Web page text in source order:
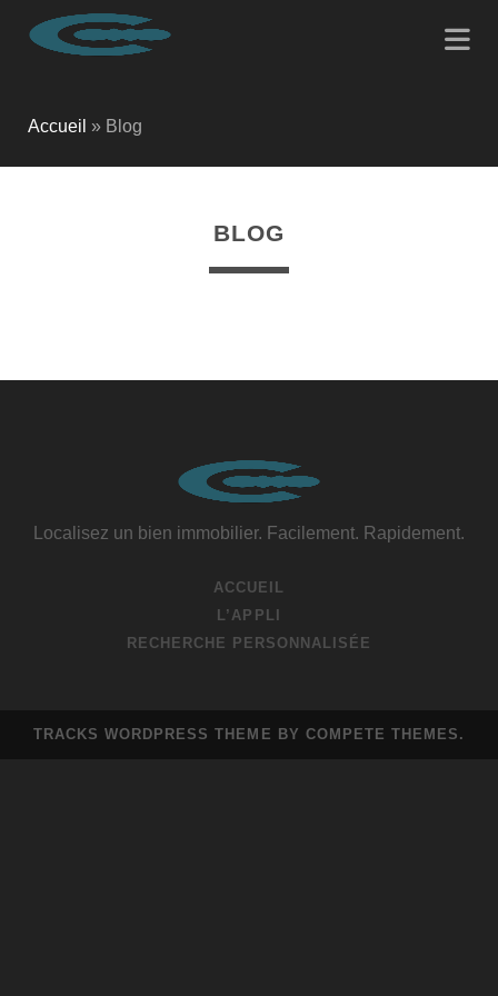
Accueil » Blog
BLOG
Localisez un bien immobilier. Facilement. Rapidement.
ACCUEIL
L’APPLI
RECHERCHE PERSONNALISÉE
TRACKS WORDPRESS THEME BY COMPETE THEMES.